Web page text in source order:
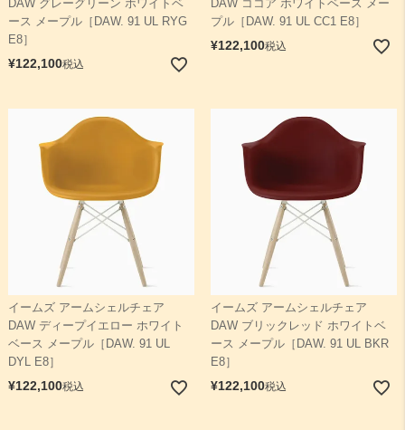
DAW グレーグリーン ホワイトベ
ース メープル［DAW. 91 UL RYG
E8］
¥122,100税込
DAW ココア ホワイトベース メー
プル［DAW. 91 UL CC1 E8］
¥122,100税込
イームズ アームシェルチェア
DAW ディープイエロー ホワイト
ベース メープル［DAW. 91 UL
DYL E8］
¥122,100税込
イームズ アームシェルチェア
DAW ブリックレッド ホワイトベ
ース メープル［DAW. 91 UL BKR
E8］
¥122,100税込